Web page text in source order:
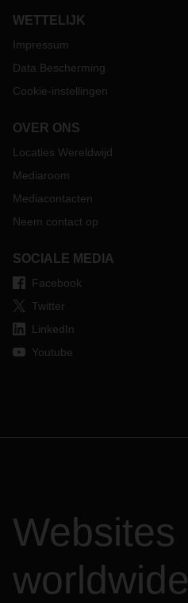
WETTELIJK
Impressum
Data Bescherming
Cookie-instellingen
OVER ONS
Locaties Wereldwijd
Mediaroom
Mediacontacten
Neem contact op
SOCIALE MEDIA
Facebook
Twitter
LinkedIn
Youtube
Websites
worldwide